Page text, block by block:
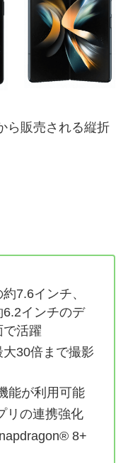
ら販売される縦折
7.6インチ、
インチのデ
で活躍
30倍まで撮影
能が利用可能
リの連携強化
8+